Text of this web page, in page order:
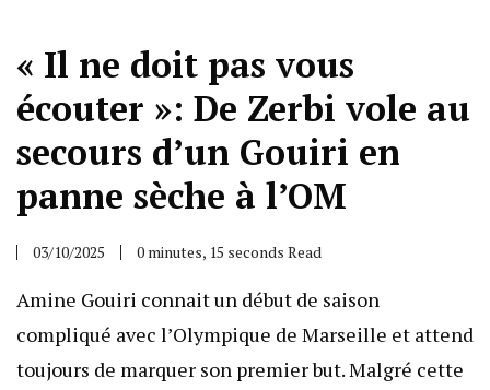
« Il ne doit pas vous
écouter »: De Zerbi vole au
secours d’un Gouiri en
panne sèche à l’OM
03/10/2025 0 minutes, 15 seconds Read
Amine Gouiri connait un début de saison
compliqué avec l’Olympique de Marseille et attend
toujours de marquer son premier but. Malgré cette